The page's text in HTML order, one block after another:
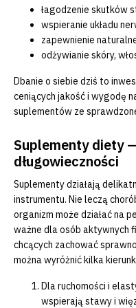
łagodzenie skutków
wspieranie układu
zapewnienie
odżywianie skóry,
Dbanie o siebie dziś to
ceniących jakość i wygodę
suplementów ze
Suplementy diety
długowieczności
Suplementy działają
instrumentu. Nie leczą
organizm może działać na
ważne dla osób aktywnych
chcących zachować
można wyróżnić kilka
Dla ruchomości i
wspierają stawy i